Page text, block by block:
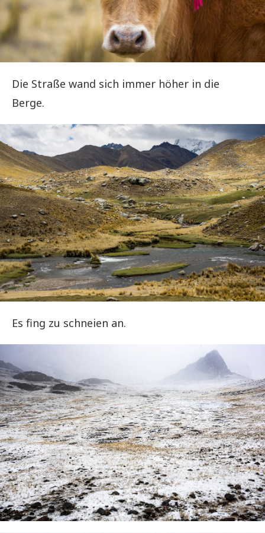
Die Straße wand sich immer höher in die
Berge.
Es fing zu schneien an.